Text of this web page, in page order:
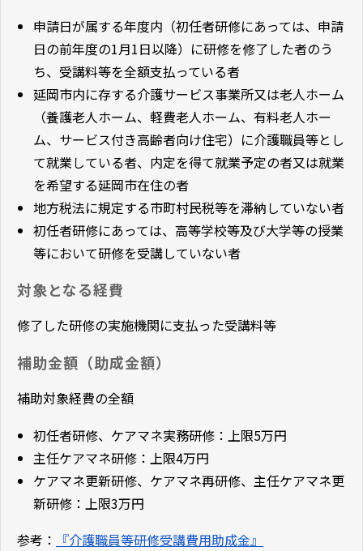
申請日が属する年度内（初任者研修にあっては、申請
日の前年度の1月1日以降）に研修を修了した者のう
ち、受講料等を全額支払っている者
延岡市内に存する介護サービス事業所又は老人ホーム
（養護老人ホーム、軽費老人ホーム、有料老人ホー
ム、サービス付き高齢者向け住宅）に介護職員等とし
て就業している者、内定を得て就業予定の者又は就業
を希望する延岡市在住の者
地方税法に規定する市町村民税等を滞納していない者
初任者研修にあっては、高等学校等及び大学等の授業
等において研修を受講していない者
対象となる経費
修了した研修の実施機関に支払った受講料等
補助金額（助成金額）
補助対象経費の全額
初任者研修、ケアマネ実務研修：上限5万円
主任ケアマネ研修：上限4万円
ケアマネ更新研修、ケアマネ再研修、主任ケアマネ更
新研修：上限3万円
参考：
『介護職員等研修受講費用助成金』